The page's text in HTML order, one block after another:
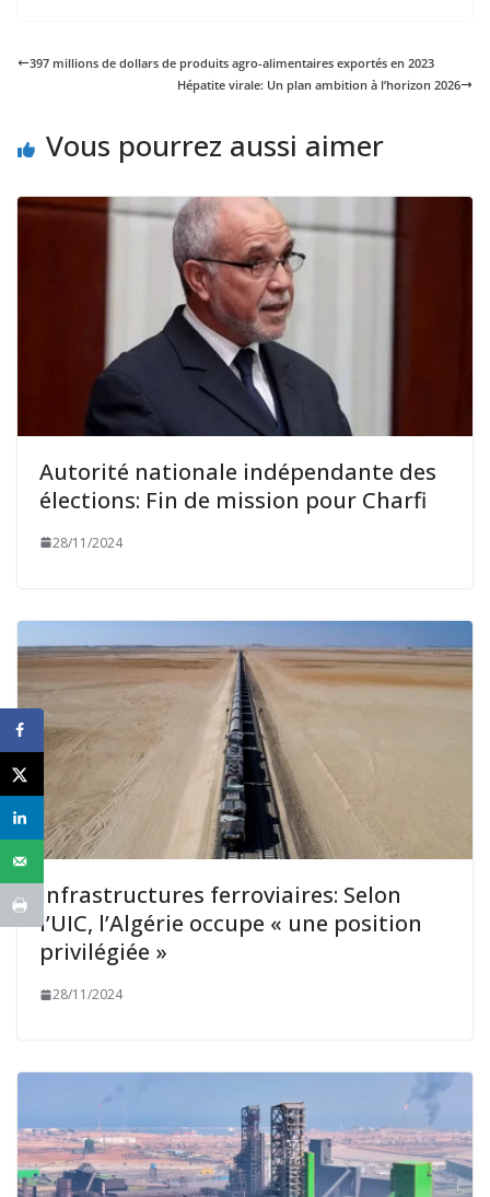
397 millions de dollars de produits agro-alimentaires exportés en 2023
Hépatite virale: Un plan ambition à l’horizon 2026
Vous pourrez aussi aimer
Autorité nationale indépendante des
élections: Fin de mission pour Charfi
28/11/2024
Infrastructures ferroviaires: Selon
l’UIC, l’Algérie occupe « une position
privilégiée »
28/11/2024